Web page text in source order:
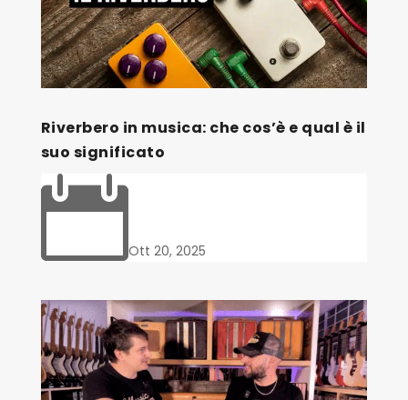
Riverbero in musica: che cos’è e qual è il
suo significato
Ott 20, 2025